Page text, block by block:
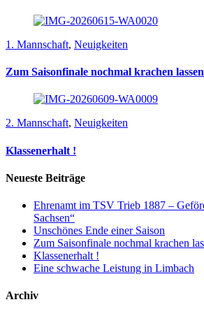
1. Mannschaft, Neuigkeiten
Zum Saisonfinale nochmal krachen lassen
2. Mannschaft, Neuigkeiten
Klassenerhalt !
Neueste Beiträge
Ehrenamt im TSV Trieb 1887 –
Sachsen“
Unschönes Ende einer Saison
Zum Saisonfinale nochmal krachen
Klassenerhalt !
Eine schwache Leistung in Limbach
Archiv